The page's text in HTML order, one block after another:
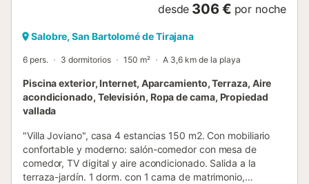
desde 306 € por noche
Salobre, San Bartolomé de Tirajana
6 pers. 3 dormitorios 150 m² A 3,6 km de la playa
Piscina exterior, Internet, Aparcamiento, Terraza, Aire
acondicionado, Televisión, Ropa de cama, Propiedad
vallada
"Villa Joviano", casa 4 estancias 150 m2. Con mobiliario
confortable y moderno: salón-comedor con mesa de
comedor, TV digital y aire acondicionado. Salida a la
terraza-jardín. 1 dorm. con 1 cama de matrimonio,